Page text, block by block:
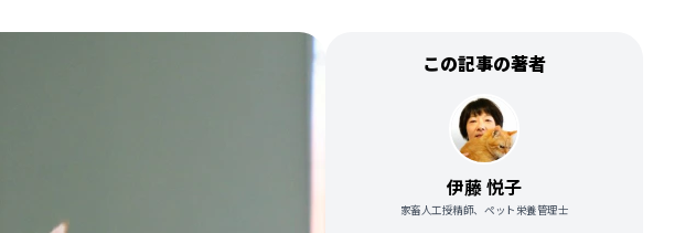
この記事の著者
伊藤 悦子
家畜人工授精師、ペット栄養管理士